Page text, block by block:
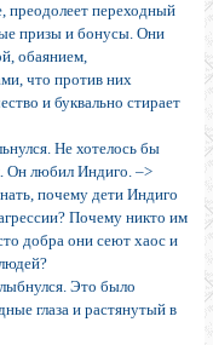
преодолеет переходный
призы и бонусы. Они
обаянием,
что против них
и буквально стирает
Не хотелось бы
Он любил Индиго. –>
почему дети Индиго
Почему никто им
добра они сеют хаос и
Это было
глаза и растянутый в